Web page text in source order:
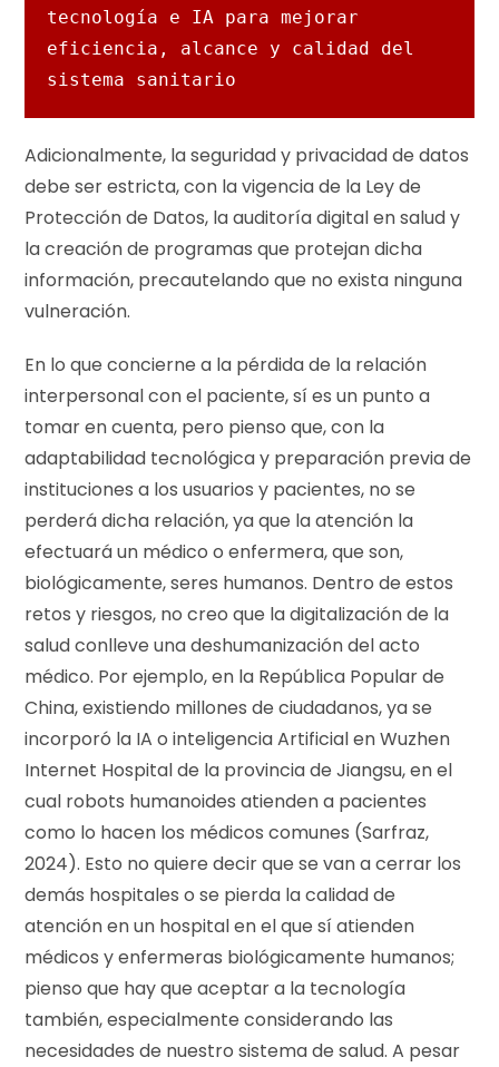
tecnología e IA para mejorar
eficiencia, alcance y calidad del
sistema sanitario
Adicionalmente, la seguridad y privacidad de datos
debe ser estricta, con la vigencia de la Ley de
Protección de Datos, la auditoría digital en salud y
la creación de programas que protejan dicha
información, precautelando que no exista ninguna
vulneración.
En lo que concierne a la pérdida de la relación
interpersonal con el paciente, sí es un punto a
tomar en cuenta, pero pienso que, con la
adaptabilidad tecnológica y preparación previa de
instituciones a los usuarios y pacientes, no se
perderá dicha relación, ya que la atención la
efectuará un médico o enfermera, que son,
biológicamente, seres humanos. Dentro de estos
retos y riesgos, no creo que la digitalización de la
salud conlleve una deshumanización del acto
médico. Por ejemplo, en la República Popular de
China, existiendo millones de ciudadanos, ya se
incorporó la IA o inteligencia Artificial en Wuzhen
Internet Hospital de la provincia de Jiangsu, en el
cual robots humanoides atienden a pacientes
como lo hacen los médicos comunes (Sarfraz,
2024). Esto no quiere decir que se van a cerrar los
demás hospitales o se pierda la calidad de
atención en un hospital en el que sí atienden
médicos y enfermeras biológicamente humanos;
pienso que hay que aceptar a la tecnología
también, especialmente considerando las
necesidades de nuestro sistema de salud. A pesar